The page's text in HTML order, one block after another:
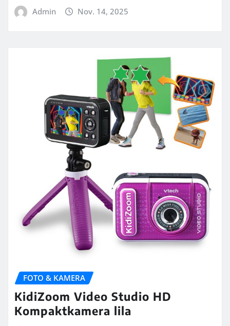
Admin Nov. 14, 2025
FOTO & KAMERA
KidiZoom Video Studio HD
Kompaktkamera lila